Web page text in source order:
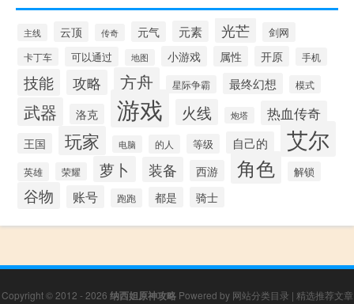
主线 云顶 传奇 元气 元素 光芒 剑网
卡丁车 可以通过 地图 小游戏 属性 开原 手机
技能 攻略 方舟 星际争霸 最终幻想 模式
武器 洛克 游戏 火线 炮塔 热血传奇
王国 玩家 电脑 的人 等级 自己的 艾尔
英雄 荣耀 萝卜 装备 西游 角色 解锁
谷物 账号 跑跑 都是 骑士
Copyright © 2012 - 2026 纳西妲原神攻略Powered by 网站分类目录 | 精选推荐文章